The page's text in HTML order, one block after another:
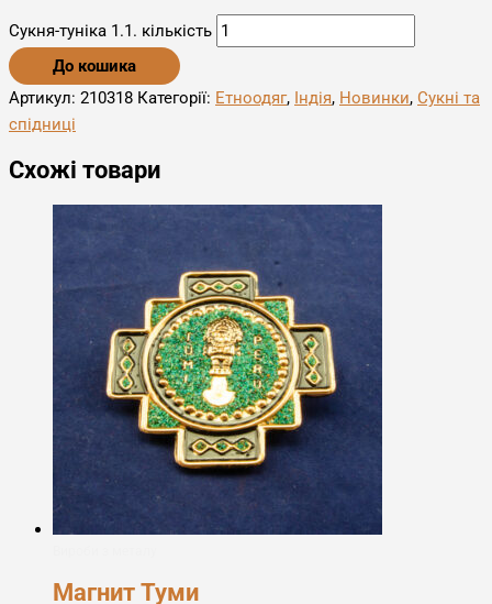
Сукня-туніка 1.1. кількість
До кошика
Артикул: 210318 Категорії: Етноодяг, Індія, Новинки, Сукні та
спідниці
Схожі товари
Магнит Туми